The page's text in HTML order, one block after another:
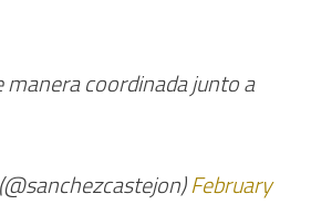
manera coordinada junto a
February